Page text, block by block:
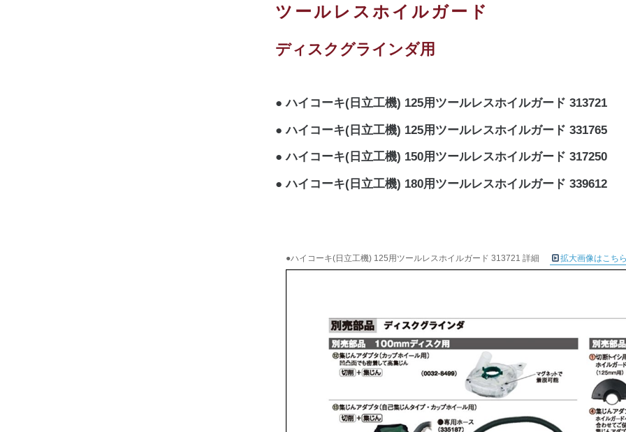
ツールレスホイルガード
ディスクグラインダ用
ハイコーキ(日立工機) 125用ツールレスホイルガード 313721
ハイコーキ(日立工機) 125用ツールレスホイルガード 331765
ハイコーキ(日立工機) 150用ツールレスホイルガード 317250
ハイコーキ(日立工機) 180用ツールレスホイルガード 339612
●ハイコーキ(日立工機) 125用ツールレスホイルガード 313721 詳細 拡大画像はこち